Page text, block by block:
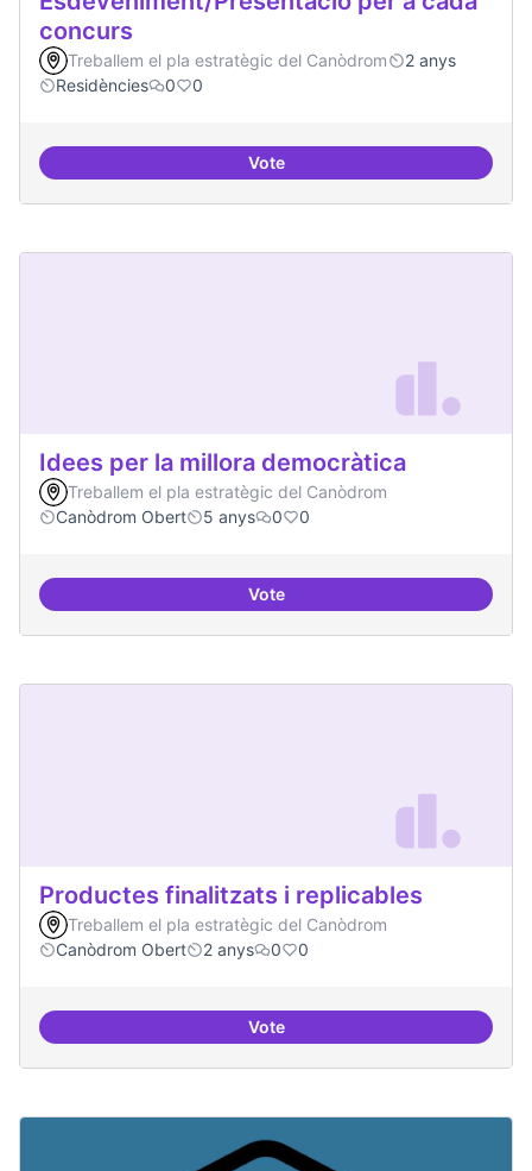
concurs
Treballem el pla estratègic del Canòdrom
2 anys
Residències
0 0
VoteEsdeveniment/Presentació per
Idees per la millora democràtica
Treballem el pla estratègic del Canòdrom
Canòdrom Obert
5 anys 0 0
VoteIdees per la millora democràtica
Productes finalitzats i replicables
Treballem el pla estratègic del Canòdrom
Canòdrom Obert
2 anys 0 0
VoteProductes finalitzats i